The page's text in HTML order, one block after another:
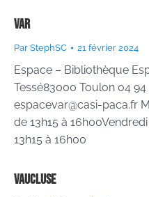
Var
Par StephSC 21 février 2024
Espace – Bibliothèque
Tessé83000 Toulon 04 94
espacevar@casi-paca.fr
de 13h15 à
13h15 à 16h00
Vaucluse